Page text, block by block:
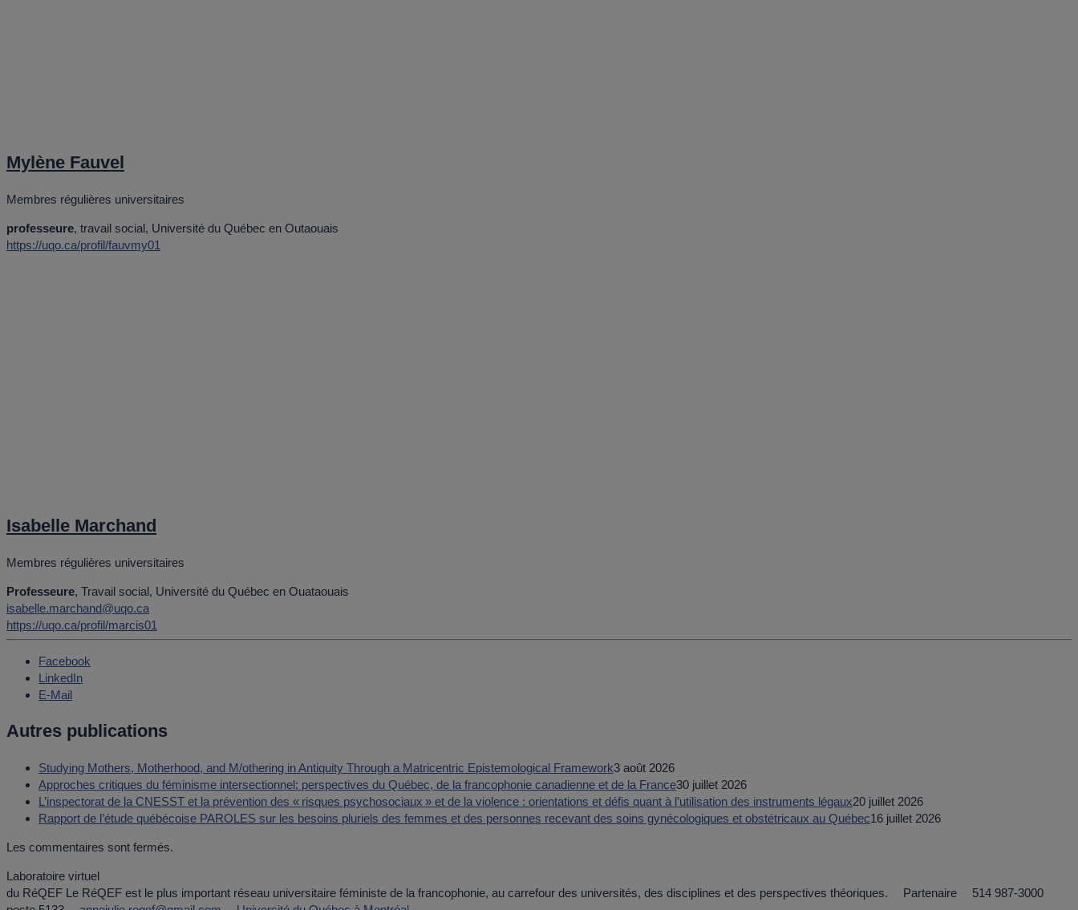
Mylène Fauvel
Membres régulières universitaires
professeure, travail social, Université du Québec en Outaouais
https://uqo.ca/profil/fauvmy01
Isabelle Marchand
Membres régulières universitaires
Professeure, Travail social, Université du Québec en Ouataouais
isabelle.marchand@uqo.ca
https://uqo.ca/profil/marcis01
Facebook
LinkedIn
E-Mail
Autres publications
Studying Mothers, Motherhood, and M/othering in Antiquity Through a Matricentric Epistemological Framework3 août 2026
Approches critiques du féminisme intersectionnel: perspectives du Québec, de la francophonie canadienne et de la France30 juillet 2026
L’inspectorat de la CNESST et la prévention des « risques psychosociaux » et de la violence : orientations et défis quant à l’utilisation des instruments légaux20 juillet 2026
Rapport de l’étude québécoise PAROLES sur les besoins pluriels des femmes et des personnes recevant des soins gynécologiques et obstétricaux au Québec16 juillet 2026
Les commentaires sont fermés.
Laboratoire virtuel
du RéQEF Le RéQEF est le plus important réseau universitaire féministe de la francophonie, au carrefour des universités, des disciplines et des perspectives théoriques. Partenaire
514 987-3000